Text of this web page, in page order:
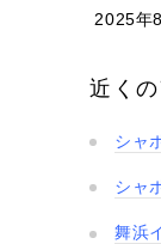
2025年
近く
シャ
シャ
舞浜